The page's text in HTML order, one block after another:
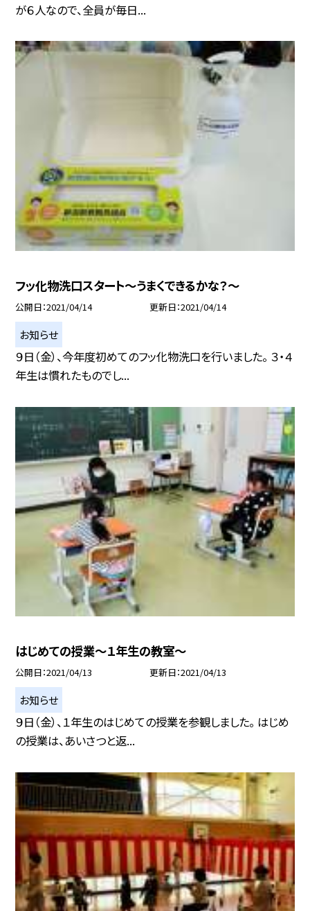
が６人なので、全員が毎日...
フッ化物洗口スタート〜うまくできるかな？〜
公開日 2021/04/14 更新日 2021/04/14
お知らせ
９日（金）、今年度初めてのフッ化物洗口を行いました。 ３・４
年生は慣れたものでし...
はじめての授業〜１年生の教室〜
公開日 2021/04/13 更新日 2021/04/13
お知らせ
９日（金）、１年生のはじめての授業を参観しました。 はじめ
の授業は、あいさつと返...